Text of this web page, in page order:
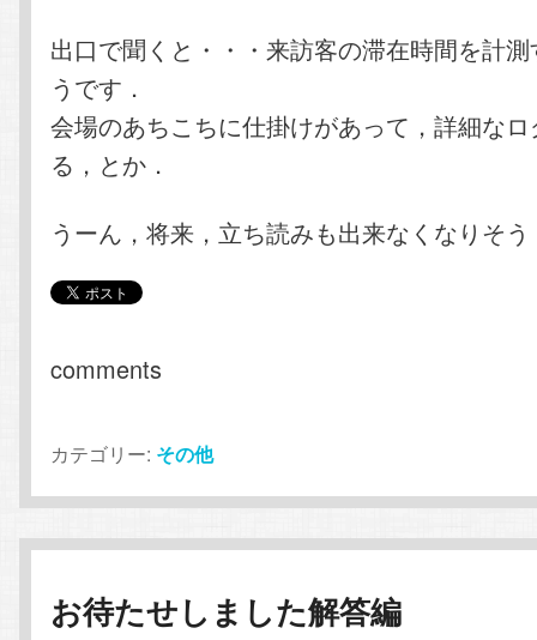
出口で聞くと・・・来訪客の滞在時間を計
うです．
会場のあちこちに仕掛けがあって，詳細な
る，とか．
うーん，将来，立ち読みも出来なくなりそ
comments
カテゴリー: その他
お待たせしました解答編